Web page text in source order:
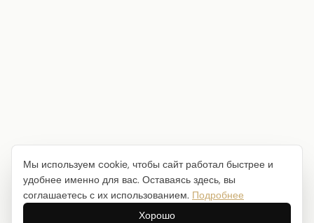
Мы используем cookie, чтобы сайт работал быстрее и
удобнее именно для вас. Оставаясь здесь, вы
соглашаетесь с их использованием. Подробнее
Хорошо